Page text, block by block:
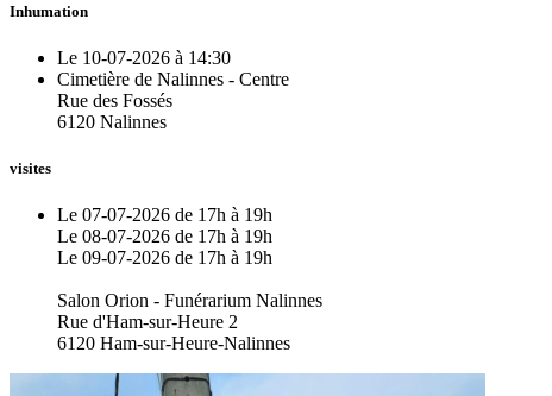
Inhumation
Le 10-07-2026 à 14:30
Cimetière de Nalinnes - Centre
Rue des Fossés
6120 Nalinnes
visites
Le 07-07-2026 de 17h à 19h
Le 08-07-2026 de 17h à 19h
Le 09-07-2026 de 17h à 19h
Salon Orion - Funérarium Nalinnes
Rue d'Ham-sur-Heure 2
6120 Ham-sur-Heure-Nalinnes